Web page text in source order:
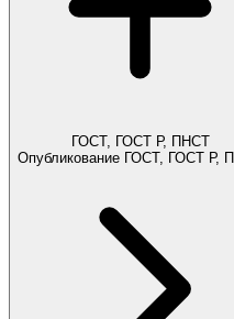
ГОСТ, ГОСТ Р, ПНСТ
Опубликование ГОСТ, ГОСТ Р,